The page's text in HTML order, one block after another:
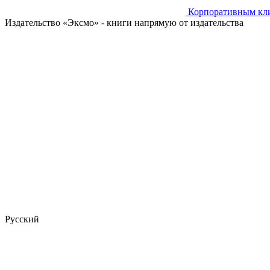
Корпоративным
Издательство «Эксмо» - книги напрямую от издательства
Русский